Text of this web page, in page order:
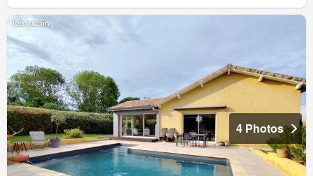
4 Photos